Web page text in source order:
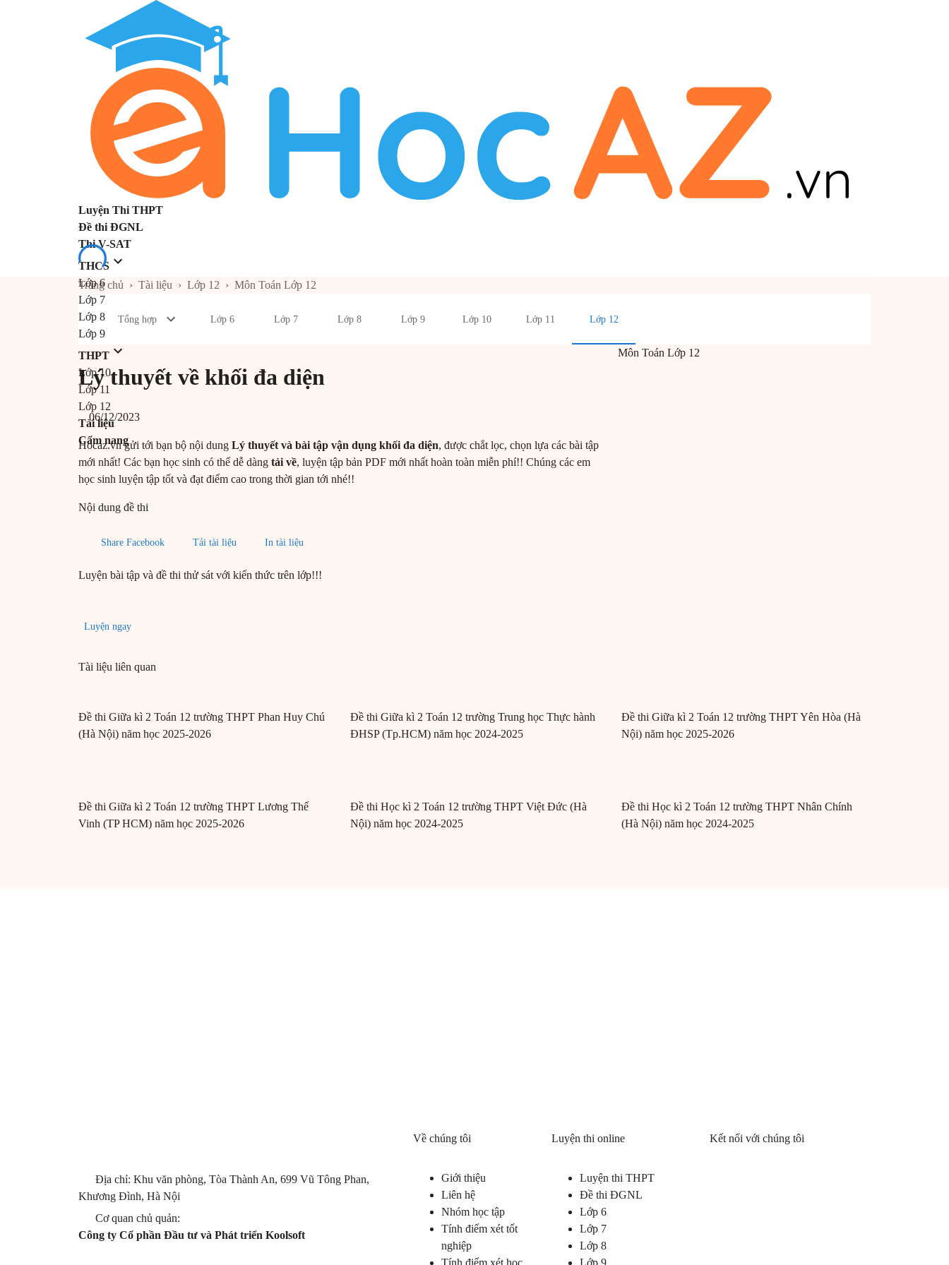
Luyện Thi THPT
Đề thi ĐGNL
Thi V-SAT
THCS
Lớp 6
Lớp 7
Lớp 8
Lớp 9
THPT
Lớp 10
Lớp 11
Lớp 12
Tài liệu
Cẩm nang
Trang chủ › Tài liệu › Lớp 12 › Môn Toán Lớp 12
Tổng hợp Lớp 6 Lớp 7 Lớp 8 Lớp 9 Lớp 10 Lớp 11 Lớp 12
Lý thuyết về khối đa diện
06/12/2023
Hocaz.vn gửi tới bạn bộ nội dung Lý thuyết và bài tập vận dụng khối đa diện, được chắt lọc, chọn lựa các bài tập
mới nhất! Các bạn học sinh có thể dễ dàng tải về, luyện tập bản PDF mới nhất hoàn toàn miễn phí!! Chúng các em
học sinh luyện tập tốt và đạt điểm cao trong thời gian tới nhé!!
Nội dung đề thi
Share Facebook Tải tài liệu In tài liệu
Luyện bài tập và đề thi thử sát với kiến thức trên lớp!!!
Luyện ngay
Môn Toán Lớp 12
Tài liệu liên quan
Đề thi Giữa kì 2 Toán 12 trường THPT Phan Huy Chú
(Hà Nội) năm học 2025-2026
Đề thi Giữa kì 2 Toán 12 trường Trung học Thực hành
ĐHSP (Tp.HCM) năm học 2024-2025
Đề thi Giữa kì 2 Toán 12 trường THPT Yên Hòa (Hà
Nội) năm học 2025-2026
Đề thi Giữa kì 2 Toán 12 trường THPT Lương Thế
Vinh (TP HCM) năm học 2025-2026
Đề thi Học kì 2 Toán 12 trường THPT Việt Đức (Hà
Nội) năm học 2024-2025
Đề thi Học kì 2 Toán 12 trường THPT Nhân Chính
(Hà Nội) năm học 2024-2025
Địa chỉ: Khu văn phòng, Tòa Thành An, 699 Vũ Tông Phan,
Khương Đình, Hà Nội
Cơ quan chủ quản:
Công ty Cổ phần Đầu tư và Phát triển Koolsoft
Về chúng tôi
Giới thiệu
Liên hệ
Nhóm học tập
Tính điểm xét tốt
nghiệp
Tính điểm xét học
Luyện thi online
Luyện thi THPT
Đề thi ĐGNL
Lớp 6
Lớp 7
Lớp 8
Lớp 9
Kết nối với chúng tôi